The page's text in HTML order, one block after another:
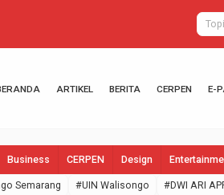
Sistem
ARTIKEL BERITA CERPEN E-
Business CERPEN Design
Semarang #UIN Walisongo #DWI ARI